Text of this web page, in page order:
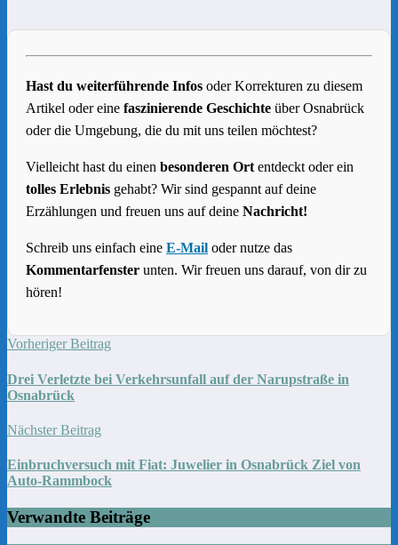
Hast du weiterführende Infos oder Korrekturen zu diesem
Artikel oder eine faszinierende Geschichte über Osnabrück
oder die Umgebung, die du mit uns teilen möchtest?
Vielleicht hast du einen besonderen Ort entdeckt oder ein
tolles Erlebnis gehabt? Wir sind gespannt auf deine
Erzählungen und freuen uns auf deine Nachricht!
Schreib uns einfach eine E-Mail oder nutze das
Kommentarfenster unten. Wir freuen uns darauf, von dir zu
hören!
Vorheriger Beitrag
Drei Verletzte bei Verkehrsunfall auf der Narupstraße in
Osnabrück
Nächster Beitrag
Einbruchversuch mit Fiat: Juwelier in Osnabrück Ziel von
Auto-Rammbock
Verwandte Beiträge